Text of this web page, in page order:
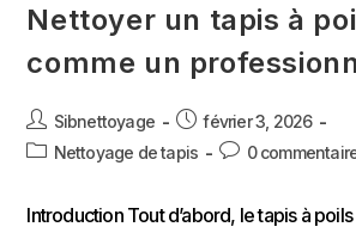
Nettoyer un tapis à
comme un
Sibnettoyage
février 3, 2026
Nettoyage de tapis
0
Introduction Tout d’abord, le tapis à